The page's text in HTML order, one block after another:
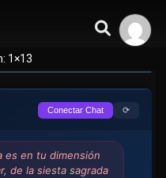
1×13
Conectar Chat ⟳
es en tu dimensión
de la siesta sagrada